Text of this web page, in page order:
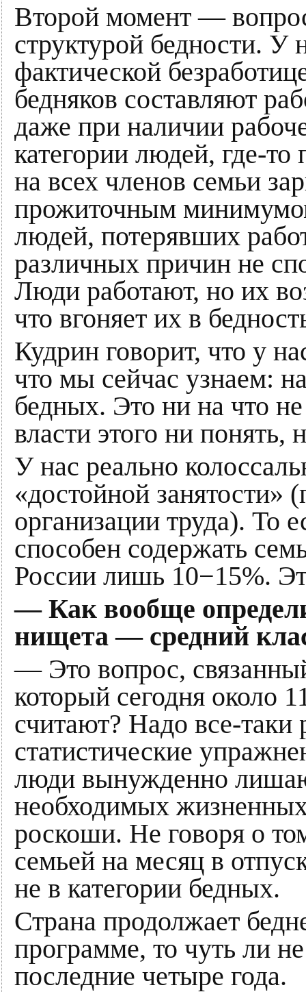
Второй момент —
структурой бедности. У
фактической
бедняков составляют
даже при наличии
категории людей, где-
на всех членов семьи
прожиточным
людей, потерявших
различных причин не
Люди работают, но их
что вгоняет их в
Кудрин говорит, что у
что мы сейчас узнаем:
бедных. Это ни на что
власти этого ни понять,
У нас реально
«достойной
организации труда). То
способен содержать
России лишь 10−15%.
— Как вообще
нищета — средний
— Это вопрос,
который сегодня около
считают? Надо все-таки
статистические
люди вынужденно
необходимых
роскоши. Не говоря о
семьей на месяц в
не в категории бедных.
Страна продолжает
программе, то чуть ли
последние четыре года.